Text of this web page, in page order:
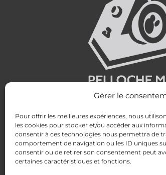
Gérer le
Pour offrir les meilleures expériences, nous
les cookies pour stocker et/ou accéder aux
consentir à ces technologies nous permettra de
comportement de navigation ou les ID uniques
consentir ou de retirer son consentement peut
certaines caractéristiques et fonctions.